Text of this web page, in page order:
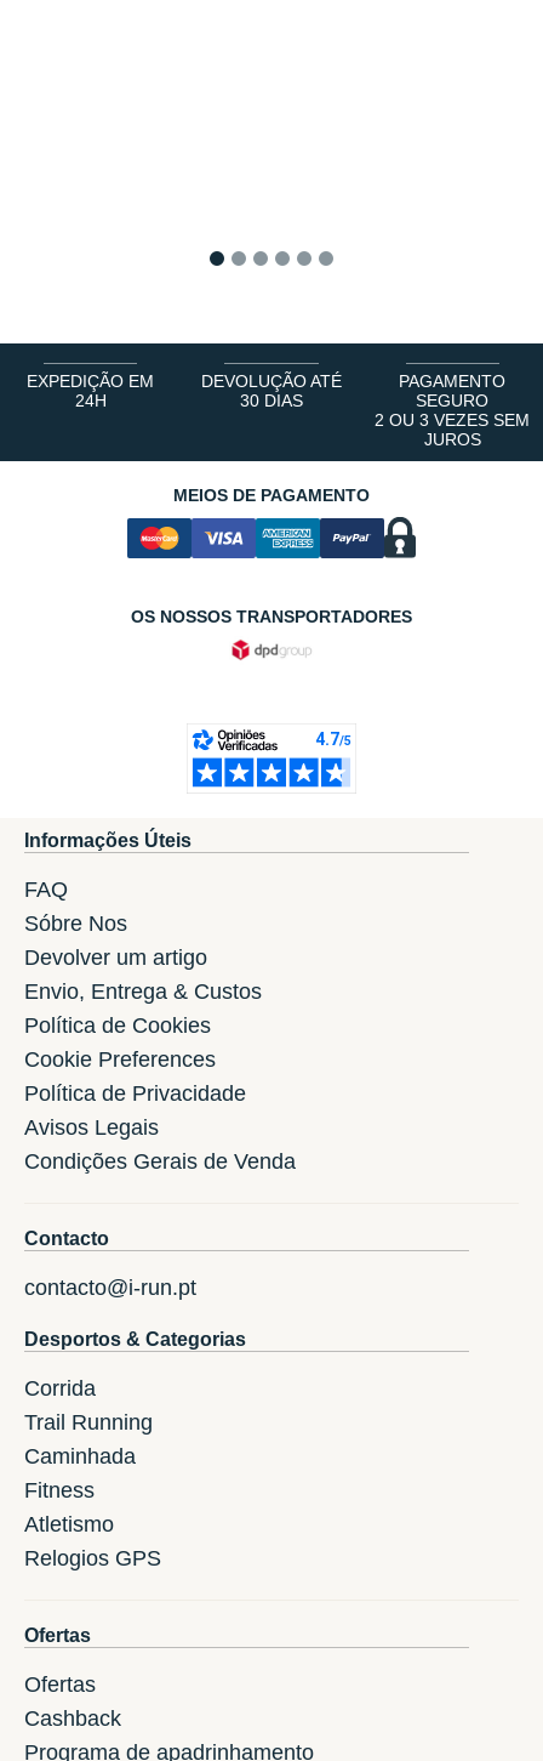
EXPEDIÇÃO EM
24H
DEVOLUÇÃO ATÉ
30 DIAS
PAGAMENTO
SEGURO
2 OU 3 VEZES SEM
JUROS
MEIOS DE PAGAMENTO
OS NOSSOS TRANSPORTADORES
Informações Úteis
FAQ
Sóbre Nos
Devolver um artigo
Envio, Entrega & Custos
Política de Cookies
Cookie Preferences
Política de Privacidade
Avisos Legais
Condições Gerais de Venda
Contacto
contacto@i-run.pt
Desportos & Categorias
Corrida
Trail Running
Caminhada
Fitness
Atletismo
Relogios GPS
Ofertas
Ofertas
Cashback
Programa de apadrinhamento